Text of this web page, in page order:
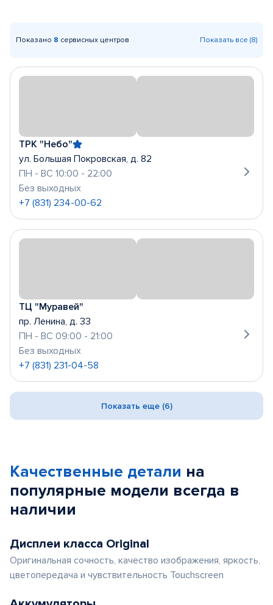
Показано 8 сервисных центров Показать все (8)
ТРК "Небо"
ул. Большая Покровская, д. 82
ПН - ВС 10:00 - 22:00
Без выходных
+7 (831) 234-00-62
ТЦ "Муравей"
пр. Ленина, д. 33
ПН - ВС 09:00 - 21:00
Без выходных
+7 (831) 231-04-58
Показать еще (6)
Качественные детали на
популярные модели всегда в
наличии
Дисплеи класса Original
Оригинальная сочность, качество изображения, яркость,
цветопередача и чувствительность Touchscreen